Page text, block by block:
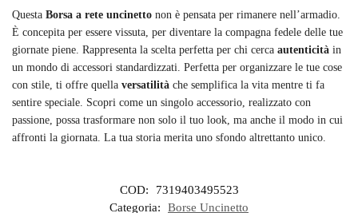
Questa Borsa a rete uncinetto non è pensata per rimanere nell’armadio.
È concepita per essere vissuta, per diventare la compagna fedele delle tue
giornate piene. Rappresenta la scelta perfetta per chi cerca autenticità in
un mondo di accessori standardizzati. Perfetta per organizzare le tue cose
con stile, ti offre quella versatilità che semplifica la vita mentre ti fa
sentire speciale. Scopri come un singolo accessorio, realizzato con
passione, possa trasformare non solo il tuo look, ma anche il modo in cui
affronti la giornata. La tua storia merita uno sfondo altrettanto unico.
COD:
7319403495523
Categoria:
Borse Uncinetto